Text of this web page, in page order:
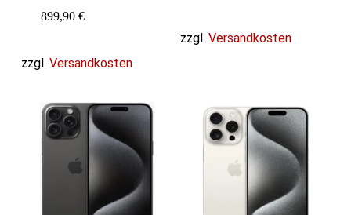
899,90€
zzgl.Versandkosten
zzgl.Versandkosten